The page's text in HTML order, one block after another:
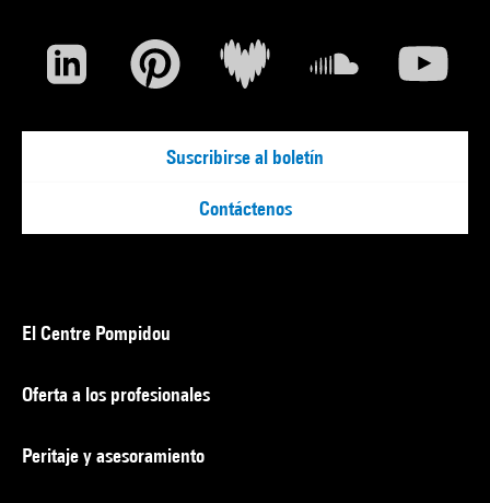
Suscribirse al boletín
Contáctenos
El Centre Pompidou
Oferta a los profesionales
Peritaje y asesoramiento